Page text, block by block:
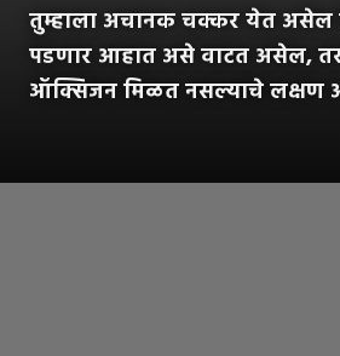
तुम्हाला अचानक चक्कर येत असेल
पडणार आहात असे वाटत असेल,
ऑक्सिजन मिळत नसल्याचे लक्षण